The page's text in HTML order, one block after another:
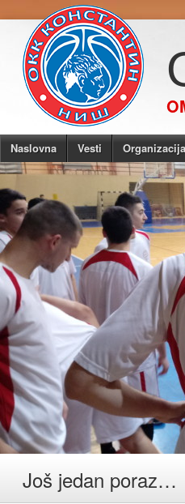
Naslovna Vesti Organizacija
Još jedan poraz…